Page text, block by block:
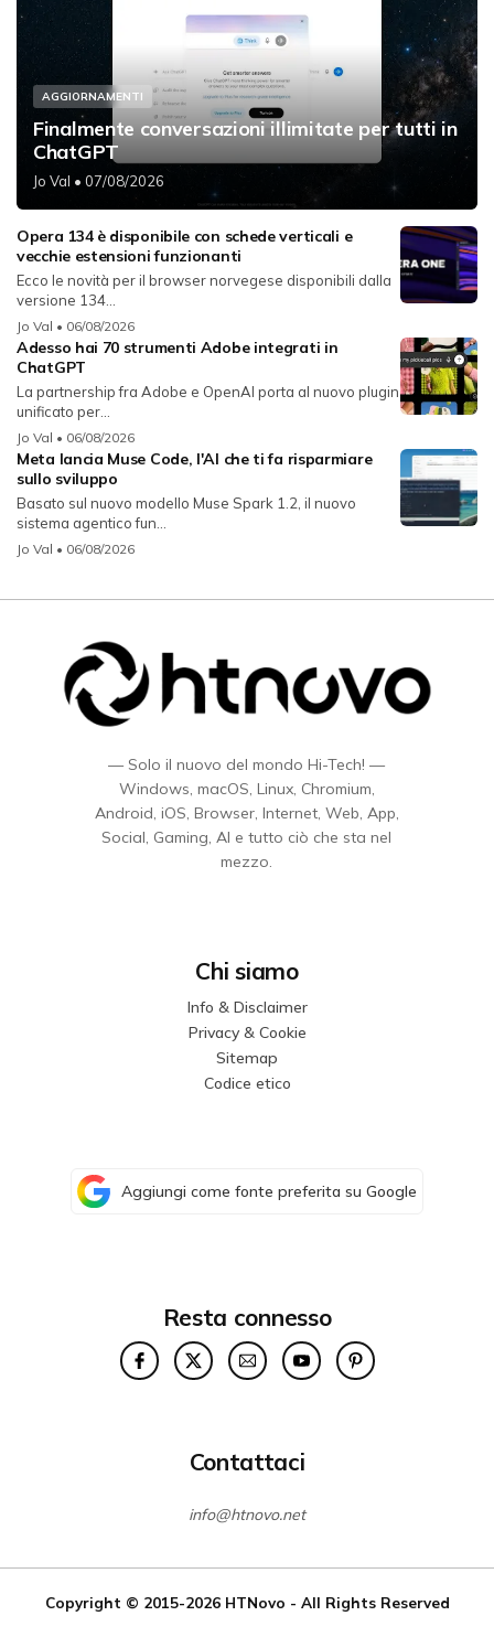
AGGIORNAMENTI
Finalmente conversazioni illimitate per tutti in
ChatGPT
Jo Val • 07/08/2026
Opera 134 è disponibile con schede verticali e
vecchie estensioni funzionanti
Ecco le novità per il browser norvegese disponibili dalla
versione 134...
Jo Val • 06/08/2026
Adesso hai 70 strumenti Adobe integrati in
ChatGPT
La partnership fra Adobe e OpenAI porta al nuovo plugin
unificato per...
Jo Val • 06/08/2026
Meta lancia Muse Code, l'AI che ti fa risparmiare
sullo sviluppo
Basato sul nuovo modello Muse Spark 1.2, il nuovo
sistema agentico fun...
Jo Val • 06/08/2026
— Solo il nuovo del mondo Hi-Tech! —
Windows, macOS, Linux, Chromium,
Android, iOS, Browser, Internet, Web, App,
Social, Gaming, AI e tutto ciò che sta nel
mezzo.
Chi siamo
Info & Disclaimer
Privacy & Cookie
Sitemap
Codice etico
Aggiungi come fonte preferita su Google
Resta connesso
Contattaci
info@htnovo.net
Copyright © 2015-2026 HTNovo - All Rights Reserved